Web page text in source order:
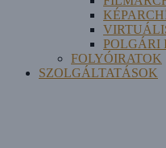
POLGÁRI
FOLYÓIRATOK
SZOLGÁLTATÁSOK